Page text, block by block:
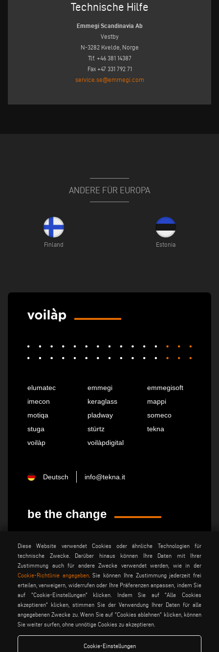
Technische Hilfe
Emmegi Scandinavia Ab
Vestby
N-3282 Kvelde, Norge
Tlf. +46 381 14387
Fax +47 331 792 71
service.se@emmegi.com
ANDERE FÜR EUROPA
Finland Estonia
elumatec emmegi
emmegisoft
imecon
keraglass
mappi
motiqa
pladway
someco
stuga
stürtz
tekna
voilàp
voilàpdigital
Deutsch info@tekna.it
be the change
privacy policy rechtsvermerk
cookie policy
allgemeine
verkaufsbedingungen
allgemeine
vertriebsbedingungen
cookies einstellungen
Voilàp S.p.a. - Via Archimede, 10 - 41019 Soliera (MO) - ITALY
- C.F - P.IVA 02057270361
Diese Website verwendet Cookies oder ähnliche Technologien für
technische Zwecke. Darüber hinaus können Ihre Daten mit Ihrer
Zustimmung auch für andere Zwecke verwendet werden, wie in der
Cookie-Richtlinie angegeben. Sie können Ihre Zustimmung jederzeit frei
erteilen, verweigern, widerrufen oder Ihre Präferenzen anpassen, indem Sie
auf "Cookie-Einstellungen" klicken. Indem Sie auf "Alle Cookies
akzeptieren" klicken, stimmen Sie der Verwendung Ihrer Daten für alle
angegebenen Zwecke zu. Wenn Sie auf "Cookies ablehnen" klicken, können
Sie weiter surfen, ohne unnötige Cookies zu akzeptieren.
Cookie-Einstellungen